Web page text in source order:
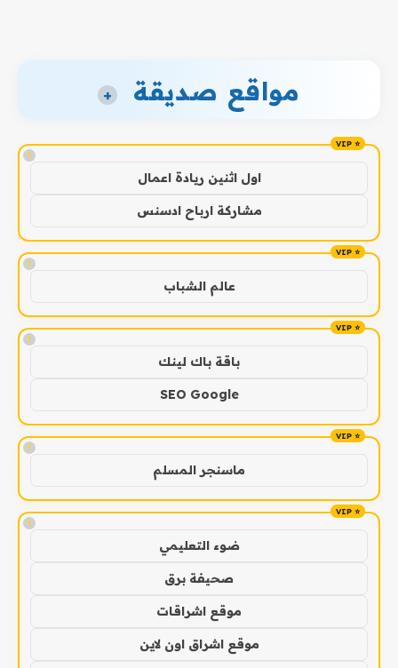
مواقع صديقة +
!
اول اثنين ريادة اعمال
مشاركة ارباح ادسنس
!
عالم الشباب
!
باقة باك لينك
SEO Google
!
ماسنجر المسلم
!
ضوء التعليمي
صحيفة برق
موقع اشراقات
موقع اشراق اون لاين